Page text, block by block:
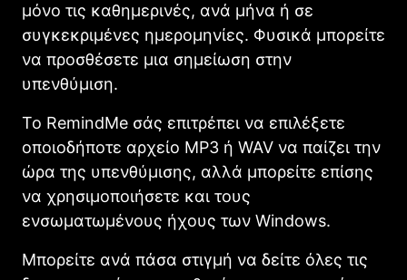
μόνο τις καθημερινές, ανά μήνα ή σε
συγκεκριμένες ημερομηνίες. Φυσικά μπορείτε
να προσθέσετε μια σημείωση στην
υπενθύμιση.
Το RemindMe σάς επιτρέπει να επιλέξετε
οποιοδήποτε αρχείο MP3 ή WAV να παίζει την
ώρα της υπενθύμισης, αλλά μπορείτε επίσης
να χρησιμοποιήσετε και τους
ενσωματωμένους ήχους των Windows.
Μπορείτε ανά πάσα στιγμή να δείτε όλες τις